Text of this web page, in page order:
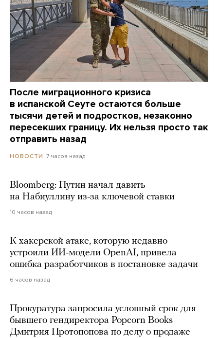
После миграционного кризиса
в испанской Сеуте остаются больше
тысячи детей и подростков, незаконно
пересекших границу. Их нельзя просто так
отправить назад
НОВОСТИ 7 часов назад
Bloomberg: Путин начал давить
на Набиуллину из-за ключевой ставки
10 часов назад
К хакерской атаке, которую недавно
устроили ИИ-модели OpenAI, привела
ошибка разработчиков в постановке задачи
6 часов назад
Прокуратура запросила условный срок для
бывшего гендиректора Popcorn Books
Дмитрия Протопопова по делу о продаже